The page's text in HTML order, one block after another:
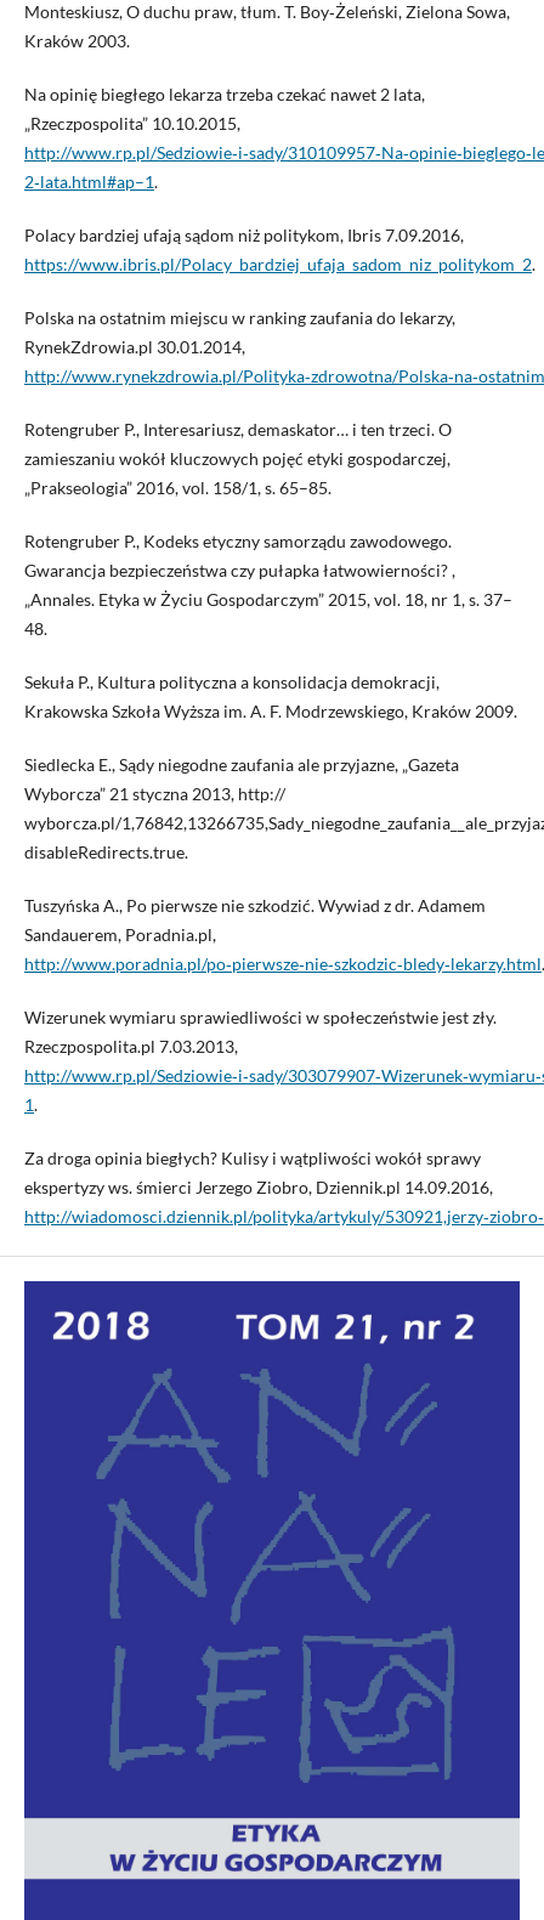
Monteskiusz, O duchu praw, tłum. T. Boy‑Żeleński, Zielona Sowa,
Kraków 2003.
Na opinię biegłego lekarza trzeba czekać nawet 2 lata,
„Rzeczpospolita” 10.10.2015,
http://www.rp.pl/Sedziowie‑i‑sady/
2‑lata.html#ap–1.
Polacy bardziej ufają sądom niż politykom, Ibris 7.09.2016,
https://www.ibris.pl/Polacy_bardziej_ufaja_sadom_niz_politykom_2.
Polska na ostatnim miejscu w ranking zaufania do lekarzy,
RynekZdrowia.pl 30.01.2014,
http://www.rynekzdrowia.pl/Polityka‑zdrowotna/
Rotengruber P., Interesariusz, demaskator… i ten trzeci. O
zamieszaniu wokół kluczowych pojęć etyki gospodarczej,
„Prakseologia” 2016, vol. 158/1, s. 65–85.
Rotengruber P., Kodeks etyczny samorządu zawodowego.
Gwarancja bezpieczeństwa czy pułapka łatwowierności? ,
„Annales. Etyka w Życiu Gospodarczym” 2015, vol. 18, nr 1, s. 37–
48.
Sekuła P., Kultura polityczna a konsolidacja demokracji,
Krakowska Szkoła Wyższa im. A. F. Modrzewskiego, Kraków 2009.
Siedlecka E., Sądy niegodne zaufania ale przyjazne, „Gazeta
Wyborcza” 21 styczna 2013, http://
wyborcza.pl/
disableRedirects.true.
Tuszyńska A., Po pierwsze nie szkodzić. Wywiad z dr. Adamem
Sandauerem, Poradnia.pl,
http://www.poradnia.pl/po‑pierwsze‑nie‑szkodzic‑bledy‑lekarzy.html.
Wizerunek wymiaru sprawiedliwości w społeczeństwie jest zły.
Rzeczpospolita.pl 7.03.2013,
http://www.rp.pl/Sedziowie‑i‑sady/
1.
Za droga opinia biegłych? Kulisy i wątpliwości wokół sprawy
ekspertyzy ws. śmierci Jerzego Ziobro, Dziennik.pl 14.09.2016,
http://wiadomosci.dziennik.pl/polityka/artykuly/